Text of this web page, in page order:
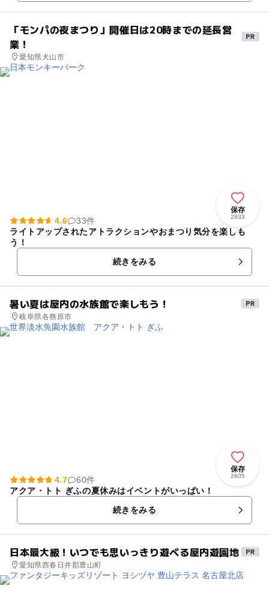
「モンパの夜まつり」開催日は20時までの延長営
業！
愛知県犬山市
保存
2933
4.6
33件
ライトアップされたアトラクションやおまつり気分を楽しも
う！
続きをみる
暑い夏は屋内の水族館で楽しもう！
岐阜県各務原市
保存
2605
4.7
60件
アクア・トト ぎふの夏休みはイベントがいっぱい！
続きをみる
日本最大級！いつでも思いっきり遊べる屋内遊園地
愛知県西春日井郡豊山町